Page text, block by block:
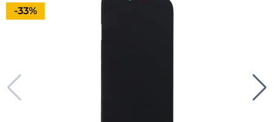
Priset är nedsatt med
-33%